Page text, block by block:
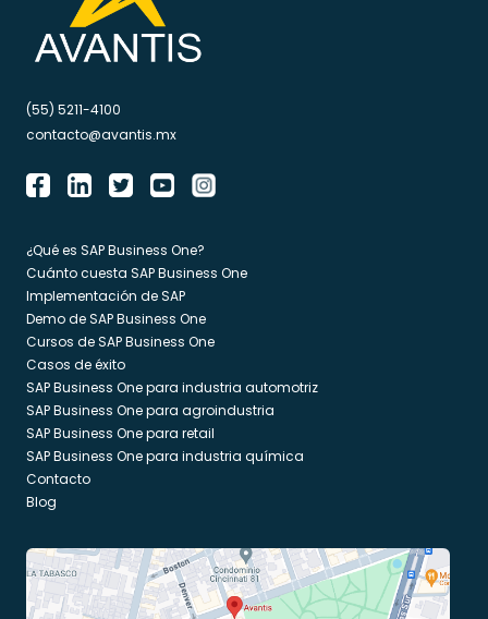
(55) 5211-4100
contacto@avantis.mx
¿Qué es SAP Business One?
Cuánto cuesta SAP Business One
Implementación de SAP
Demo de SAP Business One
Cursos de SAP Business One
Casos de éxito
SAP Business One para industria automotriz
SAP Business One para agroindustria
SAP Business One para retail
SAP Business One para industria química
Contacto
Blog